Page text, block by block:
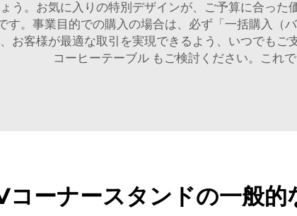
う。お気に入りの特別デザインが、ご予算に合っ
す。事業目的での購入の場合は、必ず「一括購入
お客様が最適な取引を実現できるよう、いつでも
コーヒーテーブル もご検討ください。これ
コーナースタンドの一般